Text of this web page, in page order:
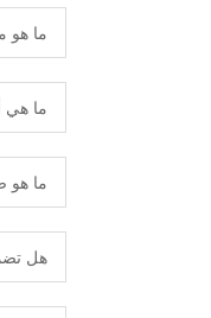
ما هو
ما هي
ما هو
هل